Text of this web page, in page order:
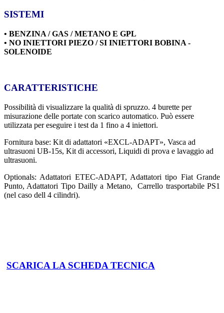
SISTEMI
• BENZINA / GAS / METANO E GPL
• NO INIETTORI PIEZO / SI INIETTORI BOBINA -
SOLENOIDE
CARATTERISTICHE
Possibilità di visualizzare la qualità di spruzzo. 4 burette per
misurazione delle portate con scarico automatico. Può essere
utilizzata per eseguire i test da 1 fino a 4 iniettori.
Fornitura base: Kit di adattatori «EXCL-ADAPT», Vasca ad
ultrasuoni UB-15s, Kit di accessori, Liquidi di prova e lavaggio ad
ultrasuoni.
Optionals: Adattatori ETEC-ADAPT, Adattatori tipo Fiat Grande
Punto, Adattatori Tipo Dailly a Metano, Carrello trasportabile PS1
(nel caso dell 4 cilindri).
SCARICA LA SCHEDA TECNICA